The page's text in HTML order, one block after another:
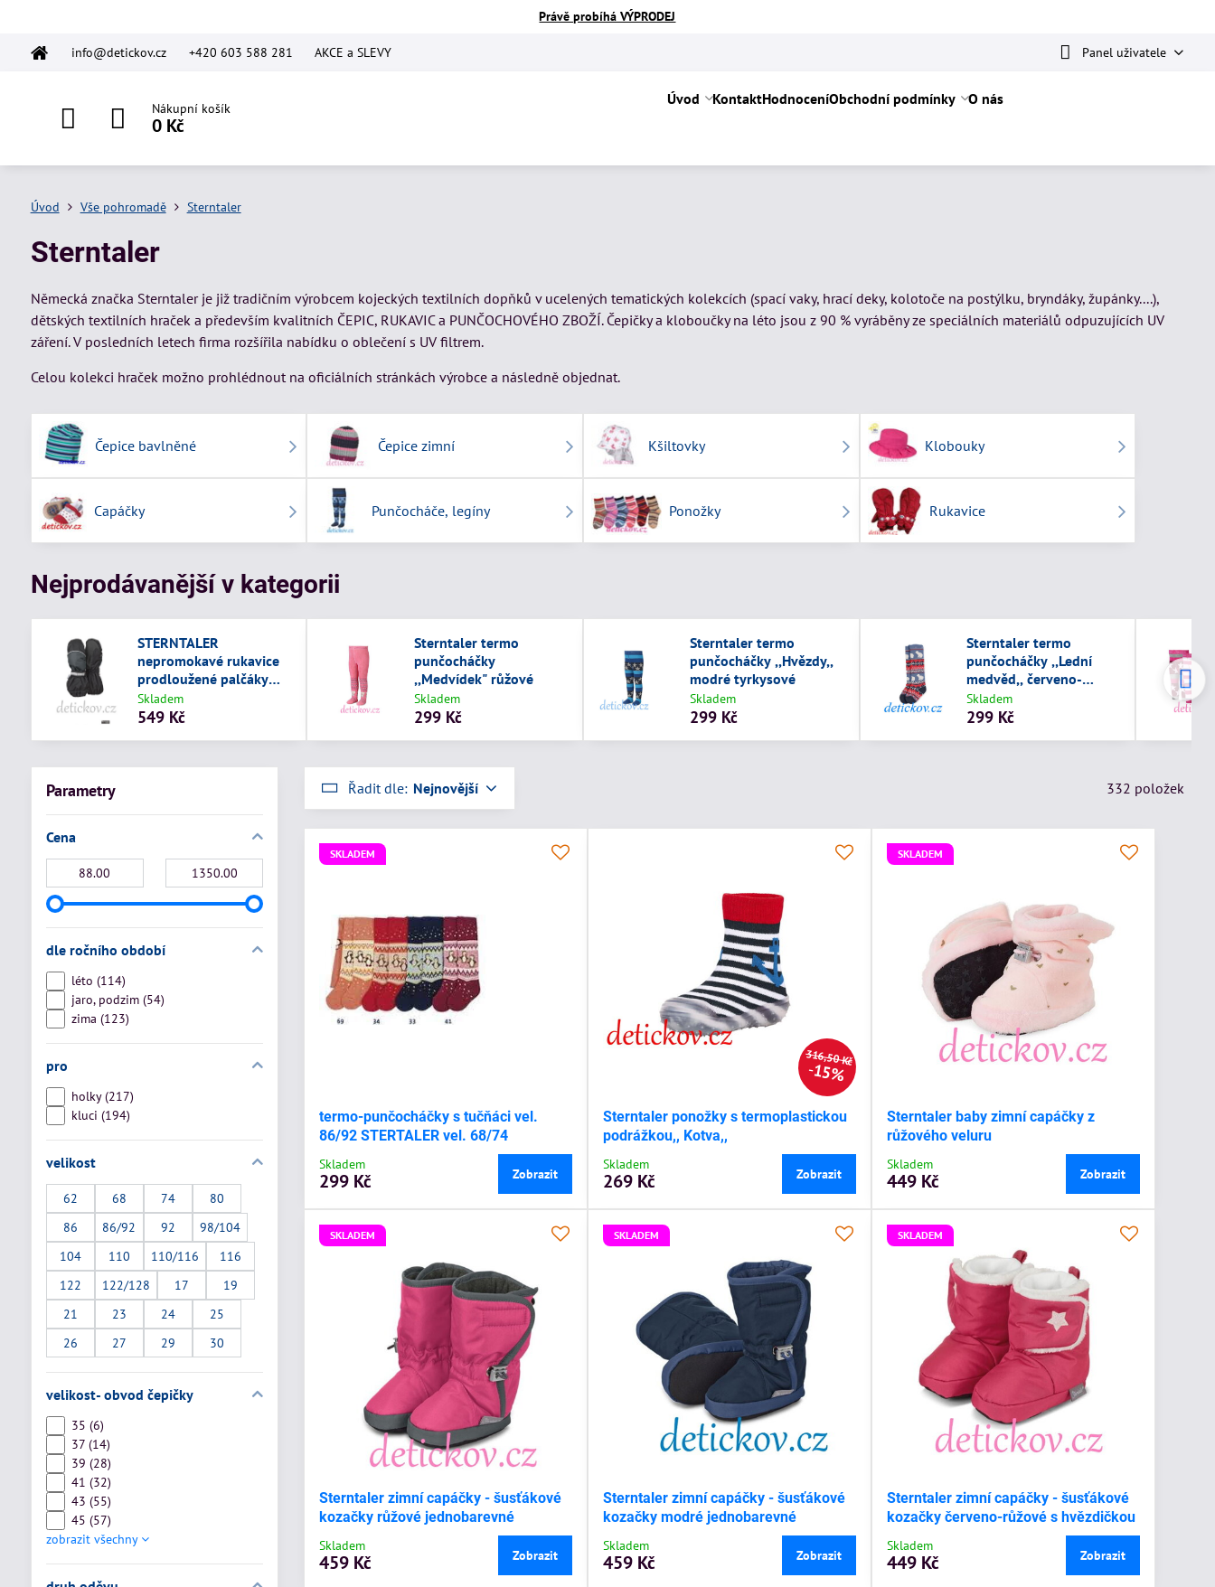
Právě probíhá VÝPRODEJ
info@detickov.cz +420 603 588 281 AKCE a SLEVY Panel uživatele
Nákupní košík
0 Kč
Úvod KontaktHodnoceníObchodní podmínky O nás
Úvod Vše pohromadě Sterntaler
Sterntaler
Německá značka Sterntaler je již tradičním výrobcem kojeckých textilních dopňků v ucelených tematických kolekcích (spací vaky, hrací deky, kolotoče na postýlku, bryndáky, župánky....),
dětských textilních hraček a především kvalitních ČEPIC, RUKAVIC a PUNČOCHOVÉHO ZBOŽÍ. Čepičky a kloboučky na léto jsou z 90 % vyráběny ze speciálních materiálů odpuzujících UV
záření. V posledních letech firma rozšířila nabídku o oblečení s UV filtrem.
Celou kolekci hraček možno prohlédnout na oficiálních stránkách výrobce a následně objednat.
Čepice bavlněné Čepice zimní Kšiltovky Klobouky
Capáčky Punčocháče, legíny Ponožky Rukavice
Nejprodávanější v kategorii
STERNTALER
nepromokavé rukavice
prodloužené palčáky
šedo-černé
Skladem
549 Kč
Sterntaler termo
punčocháčky
,,Medvídek" růžové
Skladem
299 Kč
Sterntaler termo
punčocháčky ,,Hvězdy,,
modré tyrkysové
Skladem
299 Kč
Sterntaler termo
punčocháčky ,,Lední
medvěd,, červeno-
modré
Skladem
299 Kč
Řadit dle: Nejnovější 332 položek
SKLADEM
termo-punčocháčky s tučňáci vel.
86/92 STERTALER vel. 68/74
Skladem
299 Kč Zobrazit
316,50 Kč
15%
Sterntaler ponožky s termoplastickou
podrážkou,, Kotva,,
Skladem
269 Kč Zobrazit
SKLADEM
Sterntaler baby zimní capáčky z
růžového veluru
Skladem
449 Kč Zobrazit
SKLADEM
Sterntaler zimní capáčky - šusťákové
kozačky růžové jednobarevné
Skladem
459 Kč Zobrazit
SKLADEM
Sterntaler zimní capáčky - šusťákové
kozačky modré jednobarevné
Skladem
459 Kč Zobrazit
SKLADEM
Sterntaler zimní capáčky - šusťákové
kozačky červeno-růžové s hvězdičkou
Skladem
449 Kč Zobrazit
Parametry
Cena
dle ročního období
léto (114)
jaro, podzim (54)
zima (123)
pro
holky (217)
kluci (194)
velikost
62 68 74
80
86
86/92 92
98/104
104
110 110/116
116
122
122/128 17
19
21
23 24
25
26
27 29 30
velikost- obvod čepičky
35 (6)
37 (14)
39 (28)
41 (32)
43 (55)
45 (57)
zobrazit všechny